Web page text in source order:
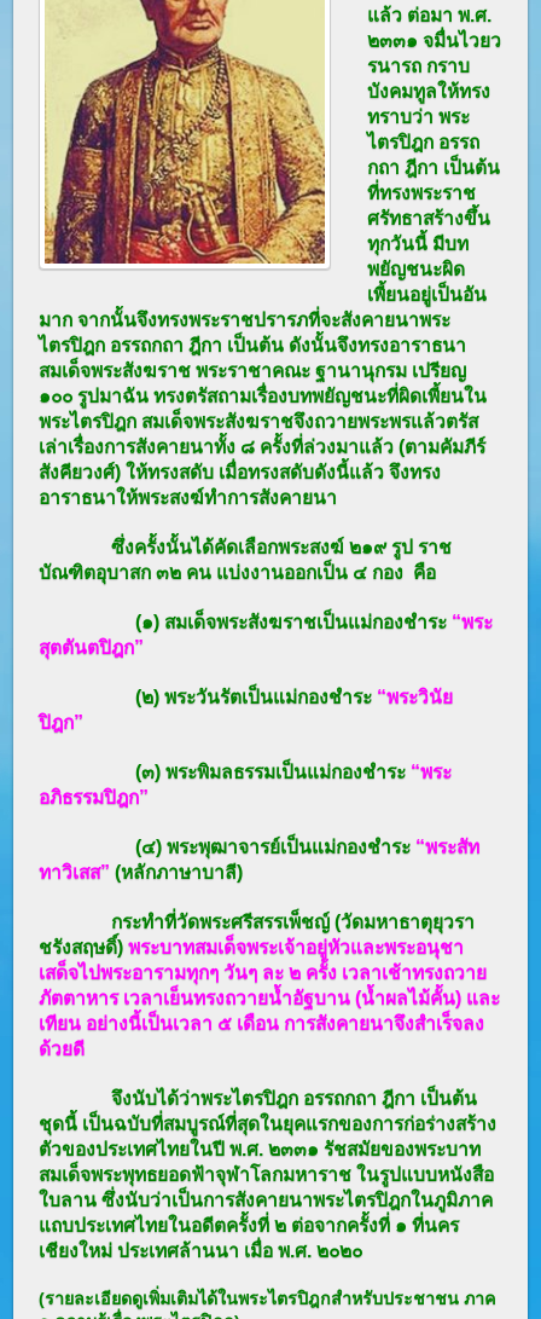
แล้ว ต่อมา พ.ศ.
๒๓๓๑ จมื่นไวยว
รนารถ กราบ
บังคมทูลให้ทรง
ทราบว่า พระ
ไตรปิฎก อรรถ
กถา ฎีกา เป็นต้น
ที่ทรงพระราช
ศรัทธาสร้างขึ้น
ทุกวันนี้ มีบท
พยัญชนะผิด
เพี้ยนอยู่เป็นอัน
มาก จากนั้นจึงทรงพระราชปรารภที่จะสังคายนาพระ
ไตรปิฎก อรรถกถา ฎีกา เป็นต้น ดังนั้นจึงทรงอาราธนา
สมเด็จพระสังฆราช พระราชาคณะ ฐานานุกรม เปรียญ
๑๐๐ รูปมาฉัน ทรงตรัสถามเรื่องบทพยัญชนะที่ผิดเพี้ยนใน
พระไตรปิฎก สมเด็จพระสังฆราชจึงถวายพระพรแล้วตรัส
เล่าเรื่องการสังคายนาทั้ง ๘ ครั้งที่ล่วงมาแล้ว (ตามคัมภีร์
สังคียวงศ์) ให้ทรงสดับ เมื่อทรงสดับดังนี้แล้ว จึงทรง
อาราธนาให้พระสงฆ์ทำการสังคายนา
ซึ่งครั้งนั้นได้คัดเลือกพระสงฆ์ ๒๑๙ รูป ราช
บัณฑิตอุบาสก ๓๒ คน แบ่งงานออกเป็น ๔ กอง คือ
(๑) สมเด็จพระสังฆราชเป็นแม่กองชำระ “พระ
สุตตันตปิฎก”
(๒) พระวันรัตเป็นแม่กองชำระ “พระวินัย
ปิฎก”
(๓) พระพิมลธรรมเป็นแม่กองชำระ “พระ
อภิธรรมปิฎก”
(๔) พระพุฒาจารย์เป็นแม่กองชำระ “พระสัท
ทาวิเสส” (หลักภาษาบาลี)
กระทำที่วัดพระศรีสรรเพ็ชญ์ (วัดมหาธาตุยุวรา
ชรังสฤษดิ์)พระบาทสมเด็จพระเจ้าอยู่หัวและพระอนุชา
เสด็จไปพระอารามทุกๆ วันๆ ละ ๒ ครั้ง เวลาเช้าทรงถวาย
ภัตตาหาร เวลาเย็นทรงถวายน้ำอัฐบาน (น้ำผลไม้คั้น) และ
เทียน อย่างนี้เป็นเวลา ๕ เดือน การสังคายนาจึงสำเร็จลง
ด้วยดี
จึงนับได้ว่าพระไตรปิฎก อรรถกถา ฎีกา เป็นต้น
ชุดนี้ เป็นฉบับที่สมบูรณ์ที่สุดในยุคแรกของการก่อร่างสร้าง
ตัวของประเทศไทยในปี พ.ศ. ๒๓๓๑ รัชสมัยของพระบาท
สมเด็จพระพุทธยอดฟ้าจุฬาโลกมหาราช ในรูปแบบหนังสือ
ใบลาน ซึ่งนับว่าเป็นการสังคายนาพระไตรปิฎกในภูมิภาค
แถบประเทศไทยในอดีตครั้งที่ ๒ ต่อจากครั้งที่ ๑ ที่นคร
เชียงใหม่ ประเทศล้านนา เมื่อ พ.ศ. ๒๐๒๐
(รายละเอียดดูเพิ่มเติมได้ในพระไตรปิฎกสำหรับประชาชน ภาค